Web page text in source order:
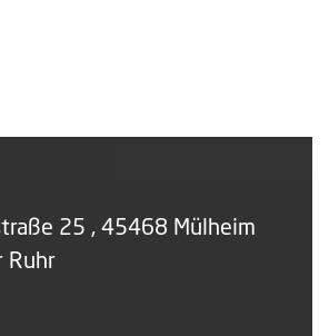
25 , 45468 Mülheim
Ruhr